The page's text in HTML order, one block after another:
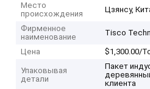
Место
происхождения
Цзянсу,
Фирменное
наименование
Tisco
Цена $1,300.00/
Упаковывая
детали
Пакет
клиента